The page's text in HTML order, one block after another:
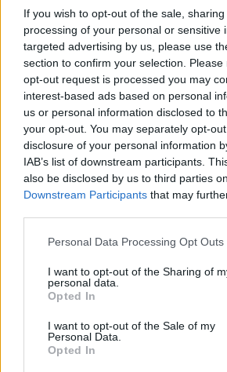
If you wish to opt-out of the sale,
processing of your personal or sensitive
targeted advertising by us, please use
section to confirm your selection.
opt-out request is processed you may
interest-based ads based on personal
us or personal information disclosed to
your opt-out. You may separately opt-
disclosure of your personal information
IAB’s list of downstream participants.
also be disclosed by us to third parties
Downstream Participants that may
Personal Data Processing Opt Outs
I want to opt-out of the Sharing of
personal data.
Opted In
I want to opt-out of the Sale of my
Personal Data.
Opted In